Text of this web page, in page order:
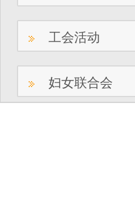
工会活动
妇女联合会